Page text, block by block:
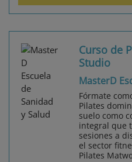
Curso de
Studio
MasterD
Fórmate
Pilates
suelo como
integral que
sesiones a
el sector
Pilates